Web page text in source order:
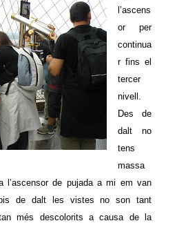
l’ascens
or per
continua
r fins el
tercer
nivell.
Des de
dalt no
tens
massa
l’ascensor de pujada a mi em van
de dalt les vistes no son tant
més descolorits a causa de la